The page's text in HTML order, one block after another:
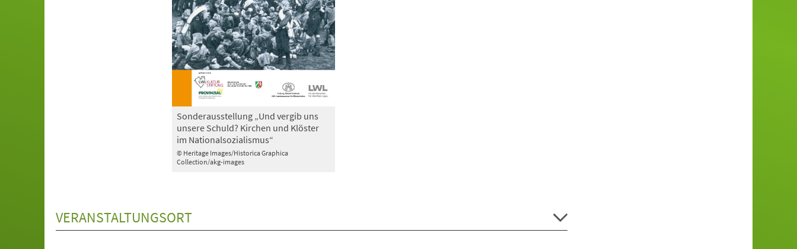
© Heritage Images/Historica Graphica
Collection/akg-images
Sonderausstellung „Und vergib uns
unsere Schuld? Kirchen und Klöster
im Nationalsozialismus“
VERANSTALTUNGSORT